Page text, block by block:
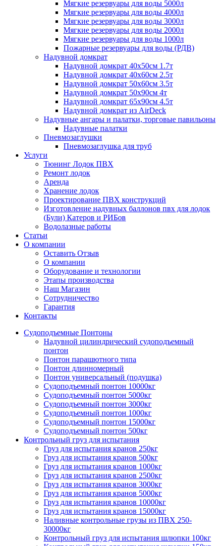
Мягкие резервуары для воды 5000л
Мягкие резервуары для воды 4000л
Мягкие резервуары для воды 3000л
Мягкие резервуары для воды 2000л
Мягкие резервуары для воды 1000л
Пожарные резервуары для воды (РДВ)
Надувной домкрат
Надувной домкрат 40х50см 1.7т
Надувной домкрат 40х60см 2.5т
Надувной домкрат 50х60см 3.5т
Надувной домкрат 50х90см 4т
Надувной домкрат 65х90см 4.5т
Надувной домкрат из AirDeck
Надувные ангары и палатки, торговые павильоны
Надувные палатки
Пневмозаглушки
Пневмозаглушка для труб
Услуги
Тюнинг Лодок ПВХ
Ремонт лодок
Аренда
Хранение лодок
Проектирование ПВХ конструкций
Изготовление надувных баллонов пвх для лодок
(Були) Катеров и РИБов
Водолазные работы
Статьи
О компании
Оставить Отзыв
О компании
Оборудование и технологии
Этапы производства
Наш Магазин
Сотрудничество
Гарантия
Контакты
Судоподъемные Понтоны
Надувной цилиндрический судоподъемный
понтон
Понтон парашютного типа
Понтон длинномерный
Понтон универсальный (подушка)
Судоподъемный понтон 10000кг
Судоподъемный понтон 5000кг
Судоподъемный понтон 3000кг
Судоподъемный понтон 1000кг
Судоподъемный понтон 15000кг
Судоподъемный понтон 500кг
Контрольный груз для испытания
Груз для испытания кранов 250кг
Груз для испытания кранов 500кг
Груз для испытания кранов 1000кг
Груз для испытания кранов 2500кг
Груз для испытания кранов 3000кг
Груз для испытания кранов 5000кг
Груз для испытания кранов 10000кг
Груз для испытания кранов 15000кг
Наливные контрольные грузы из ПВХ 250-
30000кг
Контрольный груз для испытания шлюпки 100кг